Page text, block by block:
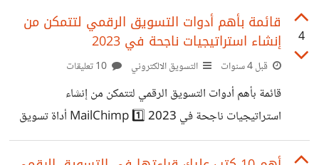
سهل الاستخدام ويقدم لك المساعدة في كتابة المقالات
واقتراحات
🪙 لذلك سيكون عليك استخدام أفضل أدوات صناعة المحتوى،
ليكون المحتوى الذي تنشره جدير بالثقة ويمنح جمهورك قصة
رائعة وغير مملة قائمة بأهم الكتب في مجال صناعة المحتوى
أنصح بقرائتها: 🖐🤓 1️⃣ Everybody Writes - Ann
Handley: لماذا تكتب؟ ما هي مهمتك؟ ستجد في هذا الكتاب
4
قائمة بأهم أدوات التسويق الرقمي لتتمكن من
إنشاء استراتيجيات ناجحة في 2023
قبل 4 سنوات التسويق الالكتروني
قائمة بأهم أدوات التسويق الرقمي لتتمكن من إنشاء
استراتيجيات ناجحة في 2023 1️⃣ MailChimp أداة تسويق
عبر البريد الإلكتروني تساعد في تنظيم حملات التسويق الرقمي